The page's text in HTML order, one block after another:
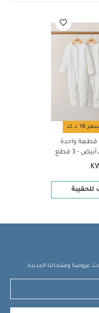
قطعة واحدة
- 3 قطع
عروضنا ومنتجاتنا الجديدة.